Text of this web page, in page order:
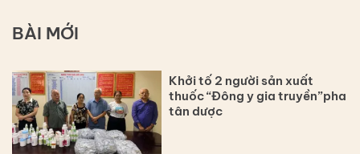
BÀI MỚI
Khởi tố 2 người sản xuất
thuốc “Đông y gia truyền”pha
tân dược